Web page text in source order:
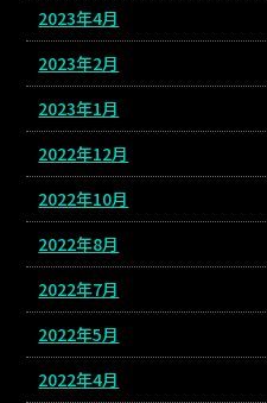
2023年4月
2023年2月
2023年1月
2022年12月
2022年10月
2022年8月
2022年7月
2022年5月
2022年4月